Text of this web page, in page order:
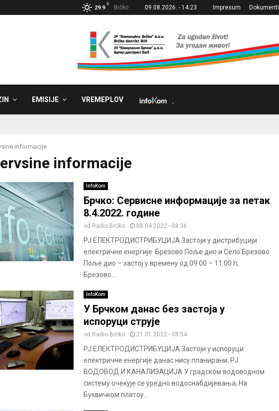
29.9
C
Brčko 09.08.2026. - 14:23 Impresum Dokumenti
EMISIJE VREMEPLOV
informacije
informacije
InfoKom
Брчко: Сервисне информације за петак
8.4.2022. године
od Radio Brčko 08.04.2022 - 08:36
РЈ ЕЛЕКТРОДИСТРИБУЦИЈА Застоји у дистрибуцији
електричне енергије: Брезово Поље дио и Село Брезово
Поље дио – застој у времену од 09:00 – 11:00 h;
Брезово...
InfoKom
У Брчком данас без застоја у
испоруци струје
od Radio Brčko 21.01.2022 - 08:54
РЈ ЕЛЕКТРОДИСТРИБУЦИЈА Застоји у испоруци
електричне енергије данас нису планирани; РЈ
ВОДОВОД И КАНАЛИЗАЦИЈА У градском водоводном
систему очекује се уредно водоснабдијевања; На
Буквичком платоу...